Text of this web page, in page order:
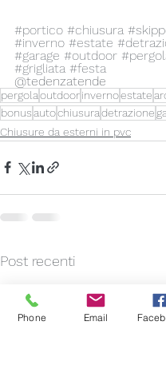
#portico #chiusura
#inverno #estate
#garage #outdoor
#grigliata #festa
@tedenzatende
pergolaoutdoorinvernoestate
bonusautochiusuradetrazione
Chiusure da esterni in pvc
Post recenti
Phone Email